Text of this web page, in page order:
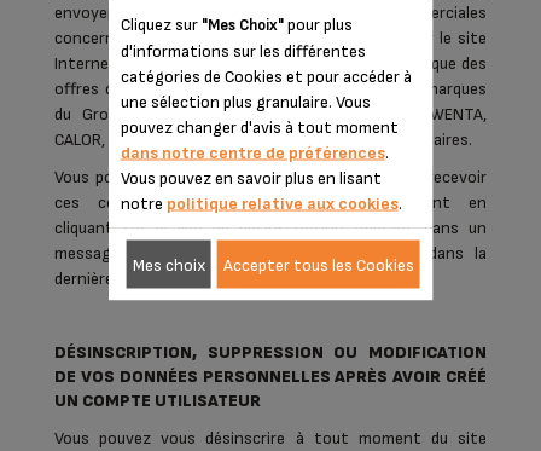
envoyer des offres promotionnelles ou commerciales
concernant les produits et services présentés sur le site
Internet, par courrier, par e-mail et par SMS, ainsi que des
offres concernant les biens et services d'autres marques
du Groupe SEB (telles que SEB, MOULINEX, ROWENTA,
CALOR, KRUPS, LAGOSTINA, ZYLISS) ou de ses partenaires.
Vous pouvez décider, à tout moment, de ne plus recevoir
ces communications commerciales, notamment en
cliquant sur le lien de désinscription figurant dans un
message ou en écrivant à l'adresse indiquée dans la
dernière section ci-dessous.
DÉSINSCRIPTION, SUPPRESSION OU MODIFICATION
DE VOS DONNÉES PERSONNELLES APRÈS AVOIR CRÉÉ
UN COMPTE UTILISATEUR
Vous pouvez vous désinscrire à tout moment du site
Cliquez sur "Mes Choix"pour plus
d'informations sur les différentes
catégories de Cookies et pour accéder à
une sélection plus granulaire. Vous
pouvez changer d'avis à tout moment
dans notre centre de préférences.
Vous pouvez en savoir plus en lisant
notre politique relative aux cookies.
Mes choix Accepter tous les Cookies